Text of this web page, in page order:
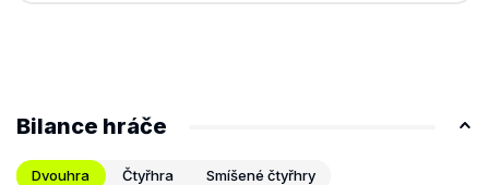
Bilance hráče
Dvouhra Čtyřhra Smíšené čtyřhry